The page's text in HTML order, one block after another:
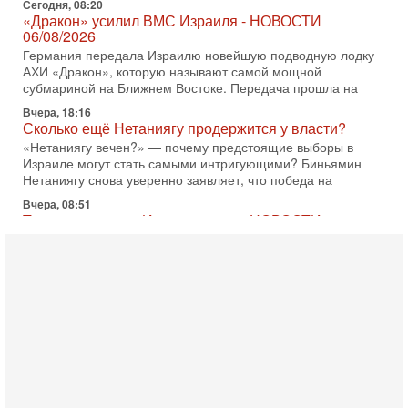
субмариной на Ближнем Востоке. Передача прошла на
Вчера, 18:16
Сколько ещё Нетаниягу продержится у власти?
«Нетаниягу вечен?» — почему предстоящие выборы в
Израиле могут стать самыми интригующими? Биньямин
Нетаниягу снова уверенно заявляет, что победа на
Вчера, 08:51
Трамп пригрозил Ирану ударом - НОВОСТИ
05/08/2026
Президент США Дональд Трамп сегодня заявил, что
Ормузский пролив может быть открыт «очень скоро». По
его словам, если этого не произойдет, Иран ждет